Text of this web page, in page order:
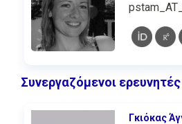
Συνεργαζόμενοι ερευνητές
Γκιόκας